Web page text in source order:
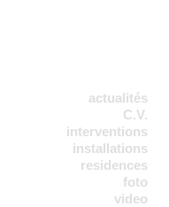
actualités
C.V.
interventions
installations
residences
foto
video